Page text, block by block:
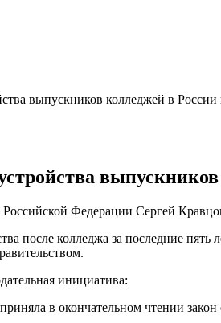
Федерации Сергей
после колледжа за последние
инициатива:
в окончательном чтении